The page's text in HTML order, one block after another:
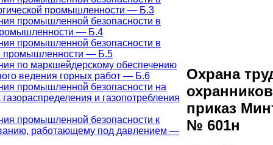
промышленности — Б.3
промышленной безопасности в
— Б.4
промышленной безопасности в
промышленности — Б.5
по маркшейдерскому обеспечению
ведения горных работ — Б.6
промышленной безопасности на
газораспределения и газопотребления
промышленной безопасности к
работающему под давлением —
Охрана
приказ
№ 601н